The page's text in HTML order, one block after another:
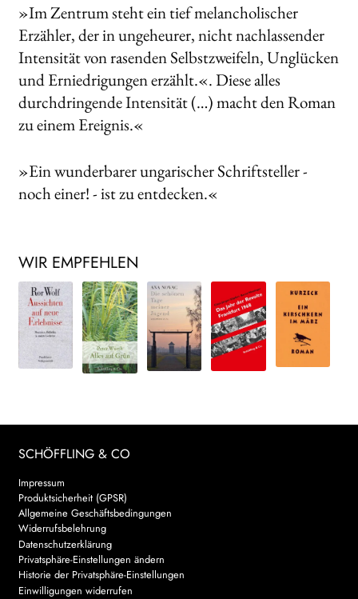
»Im Zentrum steht ein tief melancholischer
Erzähler, der in ungeheurer, nicht nachlassender
Intensität von rasenden Selbstzweifeln, Unglücken
und Erniedrigungen erzählt.«. Diese alles
durchdringende Intensität (…) macht den Roman
zu einem Ereignis.«
»Ein wunderbarer ungarischer Schriftsteller -
noch einer! - ist zu entdecken.«
WIR EMPFEHLEN
SCHÖFFLING & CO
Impressum
Produktsicherheit (GPSR)
Allgemeine Geschäftsbedingungen
Widerrufsbelehrung
Datenschutzerklärung
Privatsphäre-Einstellungen ändern
Historie der Privatsphäre-Einstellungen
Einwilligungen widerrufen